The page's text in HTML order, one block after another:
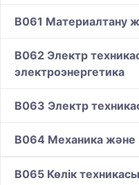
B061 Материалтану
B062 Электр
электроэнергетика
B063 Электр
B064 Механика және
B065 Көлік